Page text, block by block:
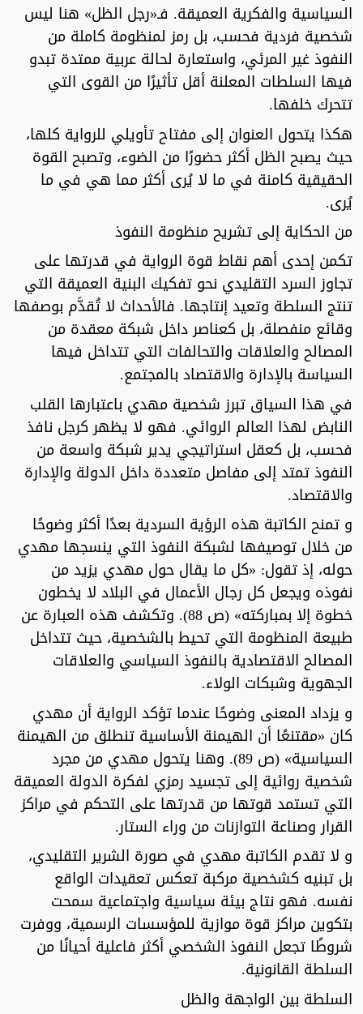
السياسية والفكرية العميقة. فـ«رجل الظل» هنا ليس
شخصية فردية فحسب، بل رمز لمنظومة كاملة من
النفوذ غير المرئي، واستعارة لحالة عربية ممتدة تبدو
فيها السلطات المعلنة أقل تأثيرًا من القوى التي
تتحرك خلفها.
هكذا يتحول العنوان إلى مفتاح تأويلي للرواية كلها،
حيث يصبح الظل أكثر حضورًا من الضوء، وتصبح القوة
الحقيقية كامنة في ما لا يُرى أكثر مما هي في ما
يُرى.
من الحكاية إلى تشريح منظومة النفوذ
تكمن إحدى أهم نقاط قوة الرواية في قدرتها على
تجاوز السرد التقليدي نحو تفكيك البنية العميقة التي
تنتج السلطة وتعيد إنتاجها. فالأحداث لا تُقدَّم بوصفها
وقائع منفصلة، بل كعناصر داخل شبكة معقدة من
المصالح والعلاقات والتحالفات التي تتداخل فيها
السياسة بالإدارة والاقتصاد بالمجتمع.
في هذا السياق تبرز شخصية مهدي باعتبارها القلب
النابض لهذا العالم الروائي. فهو لا يظهر كرجل نافذ
فحسب، بل كعقل استراتيجي يدير شبكة واسعة من
النفوذ تمتد إلى مفاصل متعددة داخل الدولة والإدارة
والاقتصاد.
و تمنح الكاتبة هذه الرؤية السردية بعدًا أكثر وضوحًا
من خلال توصيفها لشبكة النفوذ التي ينسجها مهدي
حوله، إذ تقول: «كل ما يقال حول مهدي يزيد من
نفوذه ويجعل كل رجال الأعمال في البلاد لا يخطون
خطوة إلا بمباركته» (ص 88). وتكشف هذه العبارة عن
طبيعة المنظومة التي تحيط بالشخصية، حيث تتداخل
المصالح الاقتصادية بالنفوذ السياسي والعلاقات
الجهوية وشبكات الولاء.
و يزداد المعنى وضوحًا عندما تؤكد الرواية أن مهدي
كان «مقتنعًا أن الهيمنة الأساسية تنطلق من الهيمنة
السياسية» (ص 89). وهنا يتحول مهدي من مجرد
شخصية روائية إلى تجسيد رمزي لفكرة الدولة العميقة
التي تستمد قوتها من قدرتها على التحكم في مراكز
القرار وصناعة التوازنات من وراء الستار.
و لا تقدم الكاتبة مهدي في صورة الشرير التقليدي،
بل تبنيه كشخصية مركبة تعكس تعقيدات الواقع
نفسه. فهو نتاج بيئة سياسية واجتماعية سمحت
بتكوين مراكز قوة موازية للمؤسسات الرسمية، ووفرت
شروطًا تجعل النفوذ الشخصي أكثر فاعلية أحيانًا من
السلطة القانونية.
السلطة بين الواجهة والظل